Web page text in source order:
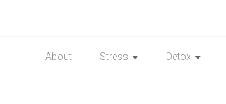
About Stress Detox